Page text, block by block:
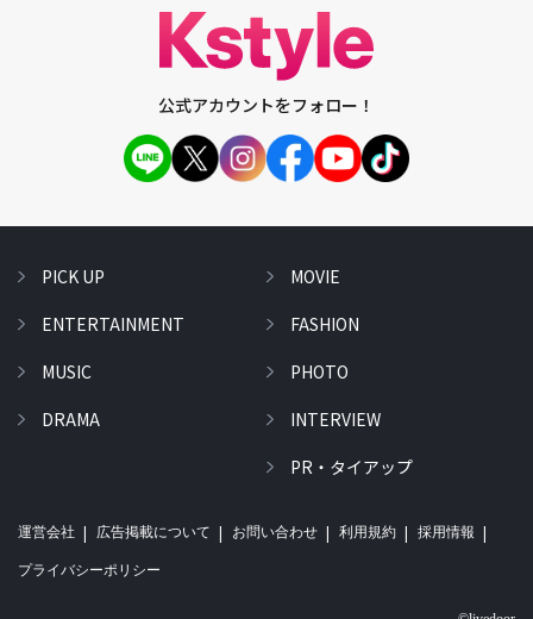
公式アカウントをフォロー！
PICK UP
ENTERTAINMENT
MUSIC
DRAMA
MOVIE
FASHION
PHOTO
INTERVIEW
PR・タイアップ
運営会社 広告掲載について お問い合わせ 利用規約 採用情報
プライバシーポリシー